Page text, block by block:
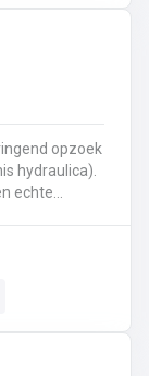
opzoek
hydraulica).